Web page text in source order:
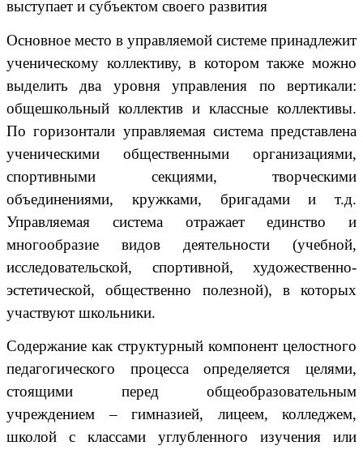
выступает и субъектом своего развития
Основное место в управляемой системе принадлежит
ученическому коллективу, в котором также можно
выделить два уровня управления по вертикали:
общешкольный коллектив и классные коллективы.
По горизонтали управляемая система представлена
ученическими общественными организациями,
спортивными секциями, творческими
объединениями, кружками, бригадами и т.д.
Управляемая система отражает единство и
многообразие видов деятельности (учебной,
исследовательской, спортивной, художественно-
эстетической, общественно полезной), в которых
участвуют школьники.
Содержание как структурный компонент целостного
педагогического процесса определяется целями,
стоящими перед общеобразовательным
учреждением – гимназией, лицеем, колледжем,
школой с классами углубленного изучения или